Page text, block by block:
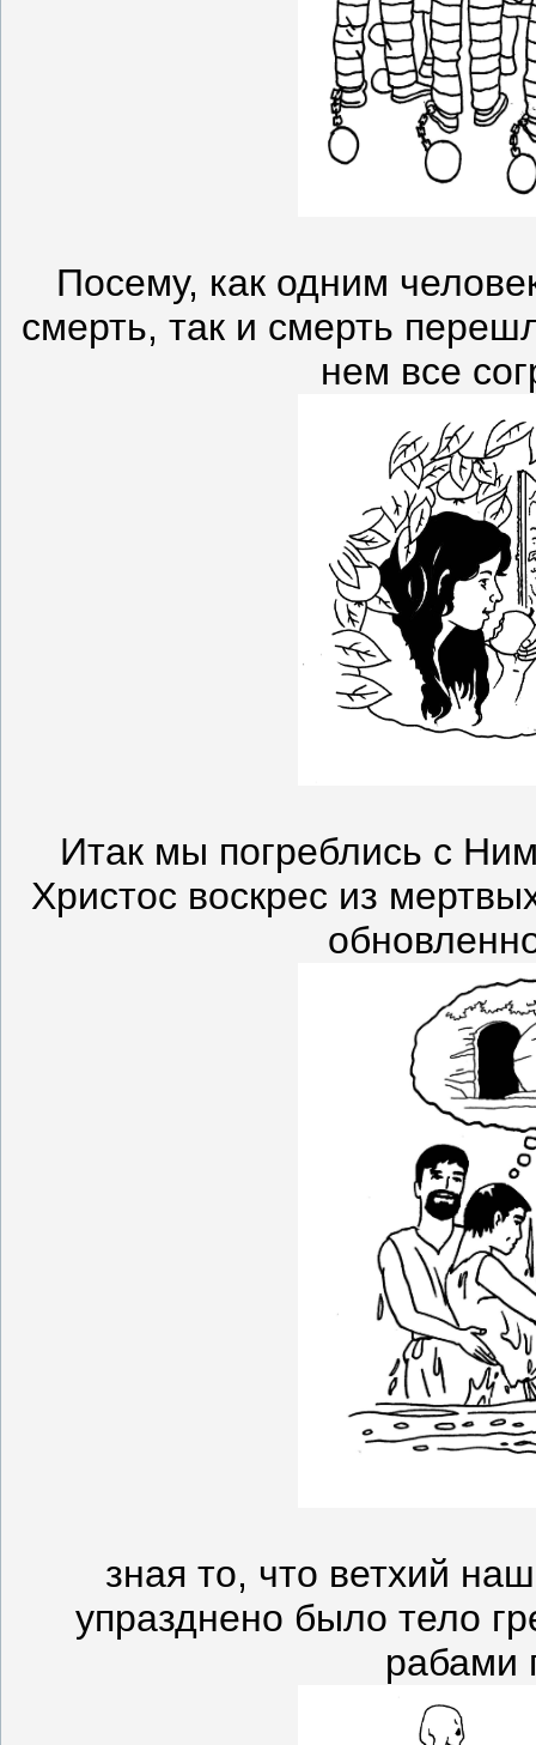
Посему, как одним
смерть, так и смерть
нем все
Итак мы погреблись с
Христос воскрес из
зная то, что ветхий
упразднено было тело
рабами